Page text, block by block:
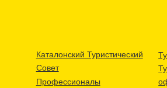
Каталонский Туристический
Совет
Профессионалы